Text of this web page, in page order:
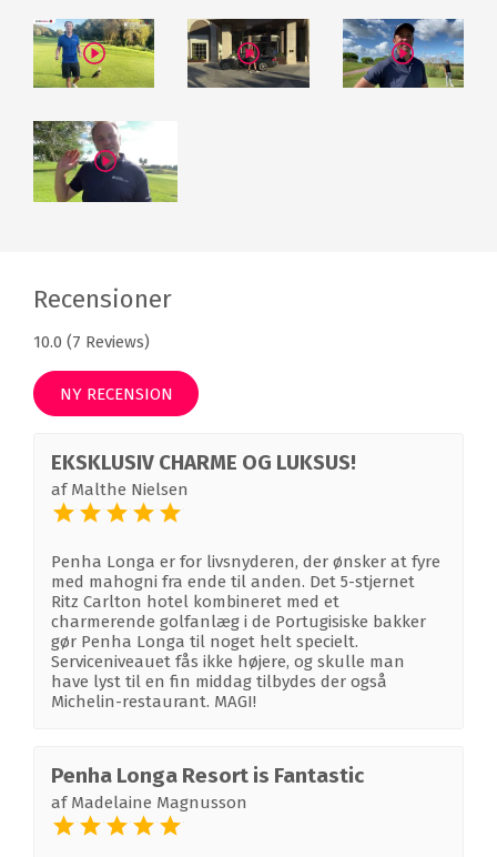
Recensioner
10.0 (7 Reviews)
NY RECENSION
EKSKLUSIV CHARME OG LUKSUS!
af Malthe Nielsen
Penha Longa er for livsnyderen, der ønsker at fyre
med mahogni fra ende til anden. Det 5-stjernet
Ritz Carlton hotel kombineret med et
charmerende golfanlæg i de Portugisiske bakker
gør Penha Longa til noget helt specielt.
Serviceniveauet fås ikke højere, og skulle man
have lyst til en fin middag tilbydes der også
Michelin-restaurant. MAGI!
Penha Longa Resort is Fantastic
af Madelaine Magnusson